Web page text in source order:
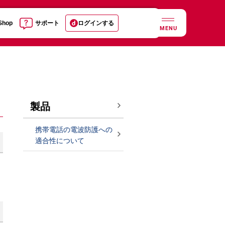
サポート ログインする
MENU
製品
携帯電話の電波防護への
適合性について